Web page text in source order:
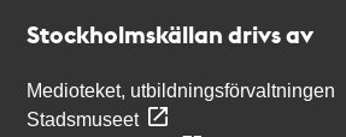
Stockholmskällan drivs av
Medioteket, utbildningsförvaltningen
Stadsmuseet